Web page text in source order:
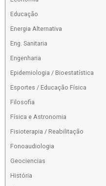
Educação
Energia Alternativa
Eng. Sanitaria
Engenharia
Epidemiologia / Bioestatística
Esportes / Educação Física
Filosofia
Física e Astronomia
Fisioterapia / Reabilitação
Fonoaudiologia
Geociencias
História